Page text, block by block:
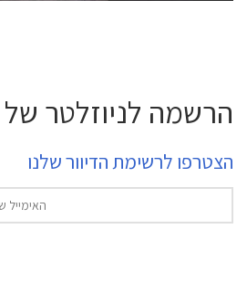
הרשמה לניוזלטר של ChiPortal
הצטרפו לרשימת הדיוור שלנו